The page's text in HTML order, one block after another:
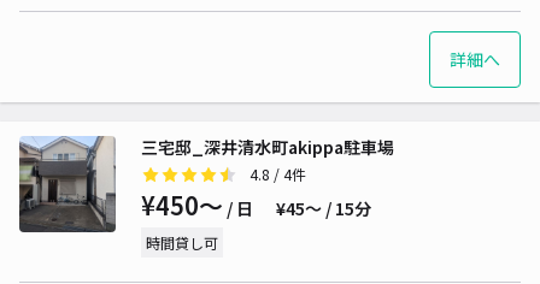
詳細へ
三宅邸_深井清水町akippa駐車場
4.8 / 4件
¥450〜 / 日 ¥45〜 / 15分
時間貸し可